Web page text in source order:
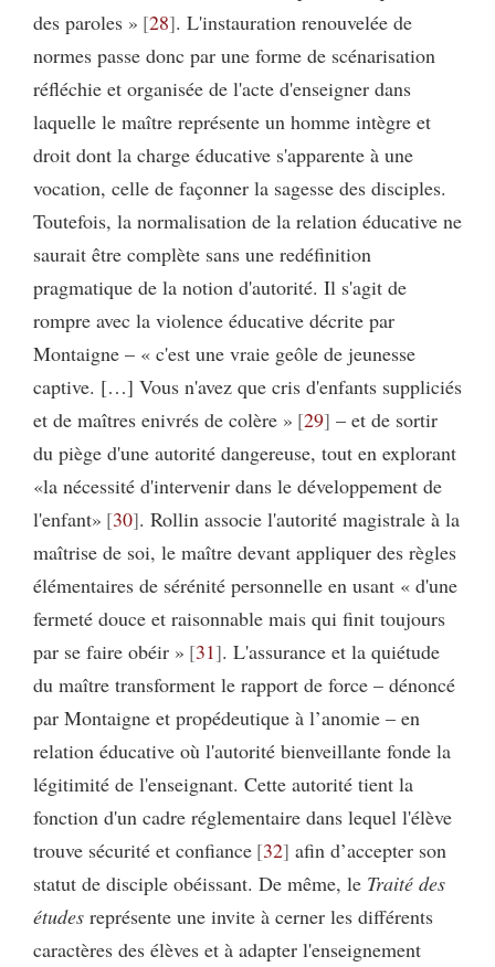
des paroles » 28 . L'instauration renouvelée de
normes passe donc par une forme de scénarisation
réfléchie et organisée de l'acte d'enseigner dans
laquelle le maître représente un homme intègre et
droit dont la charge éducative s'apparente à une
vocation, celle de façonner la sagesse des disciples.
Toutefois, la normalisation de la relation éducative ne
saurait être complète sans une redéfinition
pragmatique de la notion d'autorité. Il s'agit de
rompre avec la violence éducative décrite par
Montaigne – « c'est une vraie geôle de jeunesse
captive. […] Vous n'avez que cris d'enfants suppliciés
et de maîtres enivrés de colère » 29 – et de sortir
du piège d'une autorité dangereuse, tout en explorant
«la nécessité d'intervenir dans le développement de
l'enfant» 30 . Rollin associe l'autorité magistrale à la
maîtrise de soi, le maître devant appliquer des règles
élémentaires de sérénité personnelle en usant « d'une
fermeté douce et raisonnable mais qui finit toujours
par se faire obéir » 31 . L'assurance et la quiétude
du maître transforment le rapport de force – dénoncé
par Montaigne et propédeutique à l’anomie – en
relation éducative où l'autorité bienveillante fonde la
légitimité de l'enseignant. Cette autorité tient la
fonction d'un cadre réglementaire dans lequel l'élève
trouve sécurité et confiance 32 afin d’accepter son
statut de disciple obéissant. De même, le Traité des
études représente une invite à cerner les différents
caractères des élèves et à adapter l'enseignement